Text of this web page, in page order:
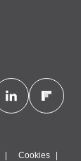
Cookies